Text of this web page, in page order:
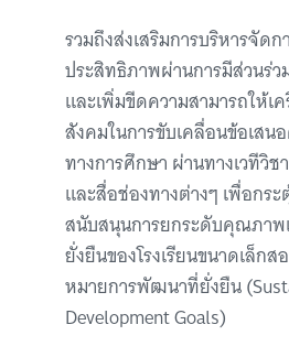
รวมถึงส่งเสริมการบริหารจัดก
ประสิทธิภาพผ่านการมีส่วนร่
และเพิ่มขีดความสามารถให้เ
สังคมในการขับเคลื่อนข้อเสน
ทางการศึกษา ผ่านทางเวทีวิช
และสื่อช่องทางต่างๆ เพื่อกร
สนับสนุนการยกระดับคุณภาพ
ยั่งยืนของโรงเรียนขนาดเล็ก
หมายการพัฒนาที่ยั่งยืน
Development Goals)